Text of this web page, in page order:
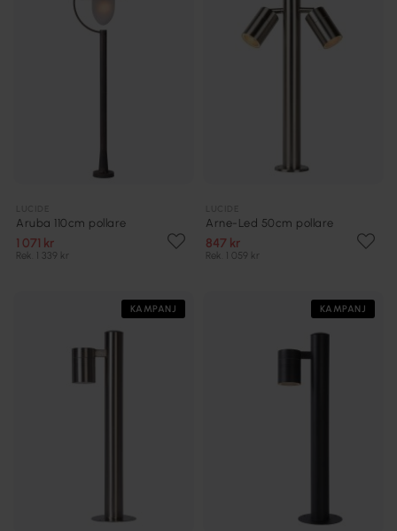
Aruba 110cm pollare
1 071 kr
Rek. 1 339 kr
Arne-Led 50cm pollare
847 kr
Rek. 1 059 kr
KAMPANJ KAMPANJ